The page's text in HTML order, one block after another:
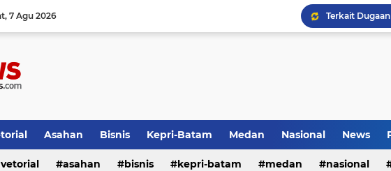
7 Agu 2026
Terkait
Asahan Bisnis Kepri-Batam Medan Nasional News
asahan bisnis kepri-batam medan nasional